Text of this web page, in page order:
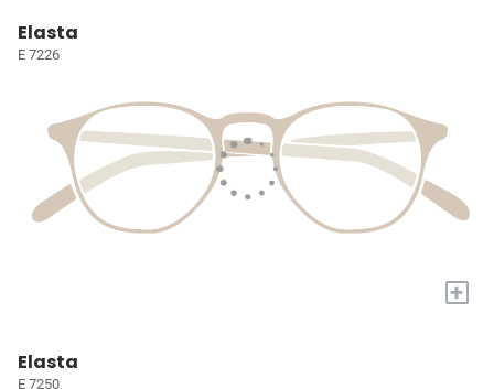
Elasta
E 7226
+
Elasta
E 7250